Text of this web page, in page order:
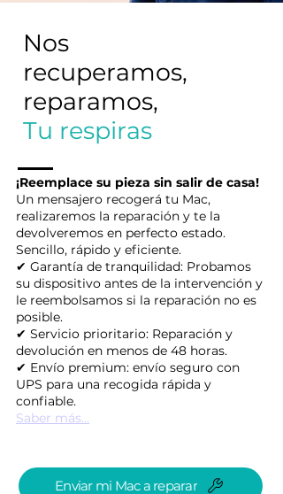
Nos
recuperamos,
reparamos,
Tu respiras
¡Reemplace su pieza sin salir de casa!
Un mensajero recogerá tu Mac,
realizaremos la reparación y te la
devolveremos en perfecto estado.
Sencillo, rápido y eficiente.
✔ Garantía de tranquilidad: Probamos
su dispositivo antes de la intervención y
le reembolsamos si la reparación no es
posible.
✔ Servicio prioritario: Reparación y
devolución en menos de 48 horas.
✔ Envío premium: envío seguro con
UPS para una recogida rápida y
confiable.
Saber más...
Enviar mi Mac a reparar